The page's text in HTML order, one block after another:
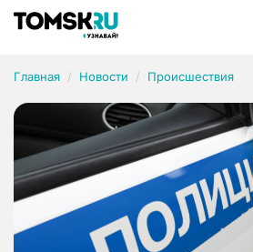
Главная Новости Происшествия